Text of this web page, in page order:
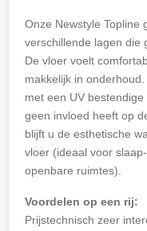
Onze Newstyle Topline
verschillende lagen die
De vloer voelt
makkelijk in
met een UV
geen invloed heeft op
blijft u de esthetische
vloer (ideaal voor
openbare ruimtes).
Voordelen op een rij:
Prijstechnisch zeer